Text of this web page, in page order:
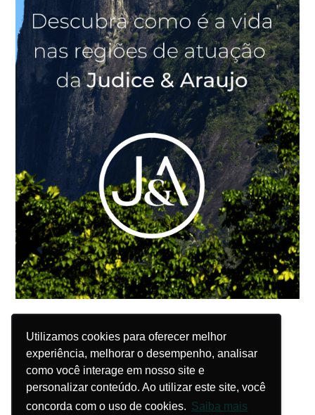
Utilizamos cookies para oferecer melhor
experiência, melhorar o desempenho, analisar
como você interage em nosso site e
personalizar conteúdo. Ao utilizar este site, você
concorda com o uso de cookies. Saiba mais
Utilizamos cookies para oferecer melhor
experiência, melhorar o desempenho, analisar
como você interage em nosso site e
personalizar conteúdo. Ao utilizar este site, você
concorda com o uso de cookies. Saiba mais